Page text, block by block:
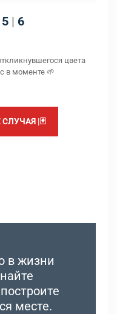
5 | 6
цвета
в моменте 🌱
|🃏
в жизни
месте.